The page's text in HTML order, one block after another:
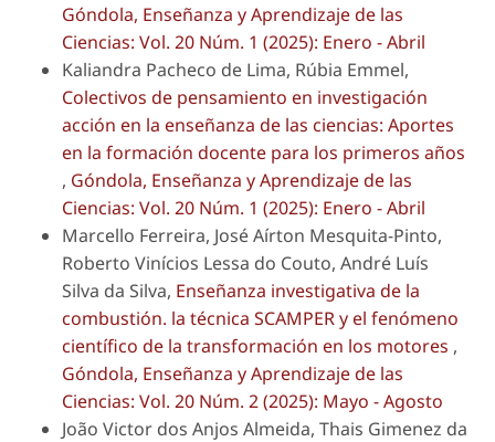
Góndola, Enseñanza y Aprendizaje de las
Ciencias: Vol. 20 Núm. 1 (2025): Enero - Abril
Kaliandra Pacheco de Lima, Rúbia Emmel,
Colectivos de pensamiento en investigación
acción en la enseñanza de las ciencias: Aportes
en la formación docente para los primeros años
, Góndola, Enseñanza y Aprendizaje de las
Ciencias: Vol. 20 Núm. 1 (2025): Enero - Abril
Marcello Ferreira, José Aírton Mesquita-Pinto,
Roberto Vinícios Lessa do Couto, André Luís
Silva da Silva, Enseñanza investigativa de la
combustión. la técnica SCAMPER y el fenómeno
científico de la transformación en los motores ,
Góndola, Enseñanza y Aprendizaje de las
Ciencias: Vol. 20 Núm. 2 (2025): Mayo - Agosto
João Victor dos Anjos Almeida, Thais Gimenez da